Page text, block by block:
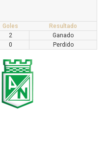
Goles
Resultado
2
Ganado
0 Perdido